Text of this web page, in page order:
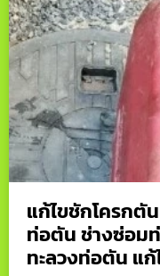
แก้ไขชักโครกตั
ท่อตัน ช่างซ่อม
ทะลวงท่อตัน แ